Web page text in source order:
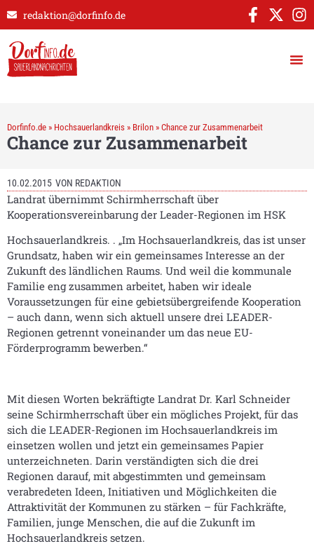
redaktion@dorfinfo.de
Dorfinfo.de » Hochsauerlandkreis » Brilon » Chance zur Zusammenarbeit
Chance zur Zusammenarbeit
10.02.2015 VON REDAKTION
Landrat übernimmt Schirmherrschaft über
Kooperationsvereinbarung der Leader-Regionen im HSK
Hochsauerlandkreis. . „Im Hochsauerlandkreis, das ist unser
Grundsatz, haben wir ein gemeinsames Interesse an der
Zukunft des ländlichen Raums. Und weil die kommunale
Familie eng zusammen arbeitet, haben wir ideale
Voraussetzungen für eine gebietsübergreifende Kooperation
– auch dann, wenn sich aktuell unsere drei LEADER-
Regionen getrennt voneinander um das neue EU-
Förderprogramm bewerben.“
Mit diesen Worten bekräftigte Landrat Dr. Karl Schneider
seine Schirmherrschaft über ein mögliches Projekt, für das
sich die LEADER-Regionen im Hochsauerlandkreis im
einsetzen wollen und jetzt ein gemeinsames Papier
unterzeichneten. Darin verständigten sich die drei
Regionen darauf, mit abgestimmten und gemeinsam
verabredeten Ideen, Initiativen und Möglichkeiten die
Attraktivität der Kommunen zu stärken – für Fachkräfte,
Familien, junge Menschen, die auf die Zukunft im
Hochsauerlandkreis setzen.